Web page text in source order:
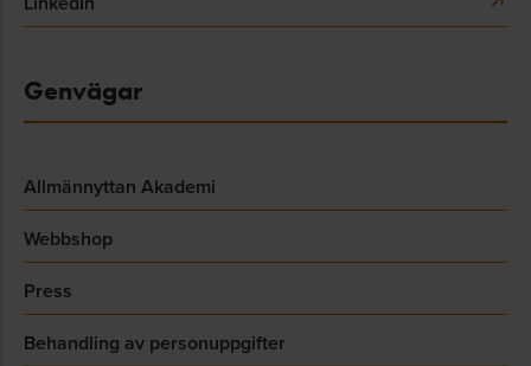
Genvägar
Allmännyttan Akademi
Webbshop
Press
Behandling av personuppgifter